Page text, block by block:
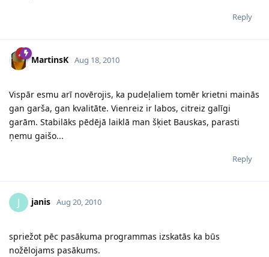
Reply
MartinsK Aug 18, 2010
Vispār esmu arī novērojis, ka pudeļaliem tomēr krietni mainās
gan garša, gan kvalitāte. Vienreiz ir labos, citreiz galīgi
garām. Stabilāks pēdējā laiklā man šķiet Bauskas, parasti
ņemu gaišo...
Reply
J janis Aug 20, 2010
spriežot pēc pasākuma programmas izskatās ka būs
nožēlojams pasākums.